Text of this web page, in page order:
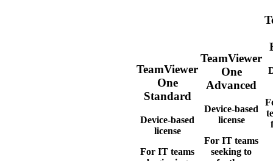
TeamViewer
One
Standard
Device-based
license
For IT teams
TeamViewer
One
Advanced
Device-based
license
For IT teams
seeking to